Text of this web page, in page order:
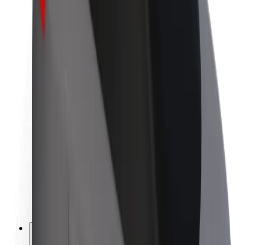
Fenntarthatóság a Boltnál
Project Zero
Befektetői kapcsolatok